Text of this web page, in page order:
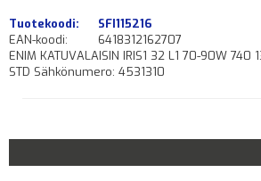
Tuotekoodi:
SFI115216
EAN-koodi:
6418312162707
ENIM KATUVALAISIN IRIS1 32 L1 70-90W
STD Sähkönumero: 4531310